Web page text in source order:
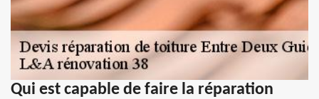
Qui est capable de faire la réparation